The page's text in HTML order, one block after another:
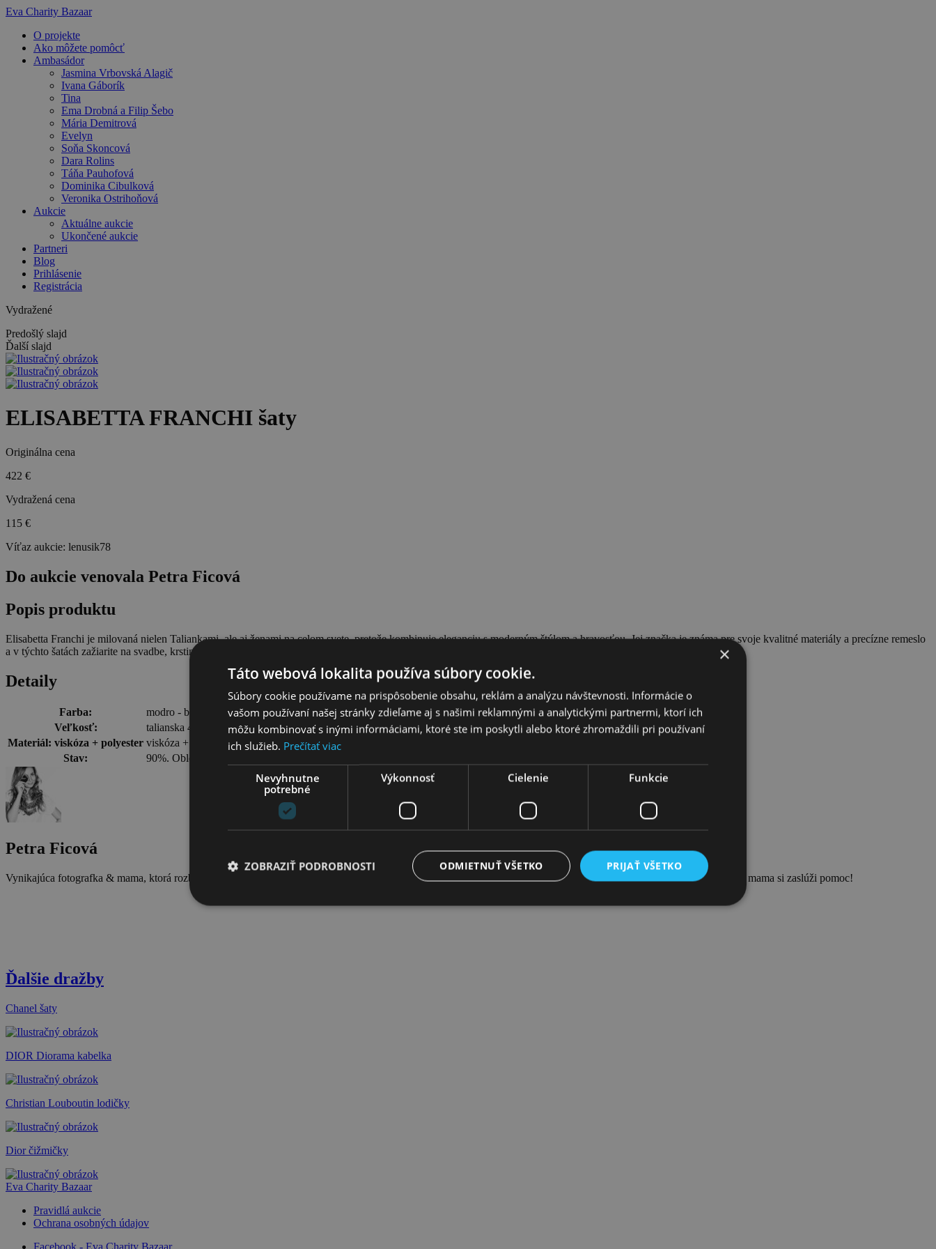
Preskočiť
obsah
Eva Charity Bazaar
O projekte
Ako môžete pomôcť
Ambasádor
Jasmina Vrbovská Alagič
Ivana Gáborík
Tina
Ema Drobná a Filip Šebo
Mária Demitrová
Evelyn
Soňa Skoncová
Dara Rolins
Táňa Pauhofová
Dominika Cibulková
Veronika Ostrihoňová
Aukcie
Aktuálne aukcie
Ukončené aukcie
Partneri
Blog
Prihlásenie
Registrácia
Vydražené
Predošlý slajd
Ďalší slajd
ELISABETTA FRANCHI šaty
Originálna cena
422 €
Vydražená cena
115 €
Víťaz aukcie: lenusik78
Do aukcie venovala Petra Ficová
Popis produktu
Elisabetta Franchi je milovaná nielen Taliankami, ale aj ženami na celom svete, pretože kombinuje eleganciu s moderným štýlom a hravosťou. Jej značka je známa pre svoje kvalitné materiály a precízne remeslo
a v týchto šatách zažiarite na svadbe, krstinách, aj drinku v meste.
Detaily
Farba:
modro - biela.
Veľkosť:
talianska 42, naša 38.
Materiál: viskóza + polyester viskóza + polyester
Stav:
90%. Oblečené raz.
Petra Ficová
Vynikajúca fotografka & mama, ktorá rozbehla biznis so zahraničnými opatrovateľkami Best nanny. A sú skutočne „best“, kuk na rovnomenný Instagram. Pretože každá mama si zaslúži pomoc!
Ďalšie dražby
Chanel šaty
DIOR Diorama kabelka
Christian Louboutin lodičky
Dior čižmičky
Eva Charity Bazaar
Pravidlá aukcie
Ochrana osobných údajov
Facebook - Eva Charity Bazaar
×
Táto webová lokalita používa súbory cookie.
Súbory cookie používame na prispôsobenie obsahu, reklám a analýzu návštevnosti. Informácie o
vašom používaní našej stránky zdieľame aj s našimi reklamnými a analytickými partnermi, ktorí ich
môžu kombinovať s inými informáciami, ktoré ste im poskytli alebo ktoré zhromaždili pri používaní
ich služieb. Prečítať viac
Nevyhnutne
potrebné
Výkonnosť Cielenie Funkcie
PRIJAŤ VŠETKO
ODMIETNUŤ VŠETKO
ZOBRAZIŤ PODROBNOSTI